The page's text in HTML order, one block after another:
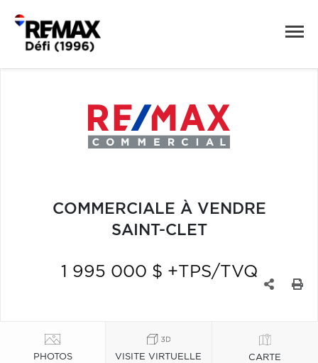
COMMERCIALE À VENDRE
SAINT-CLET
1 995 000 $ +TPS/TVQ
PHOTOS VISITE VIRTUELLE CARTE